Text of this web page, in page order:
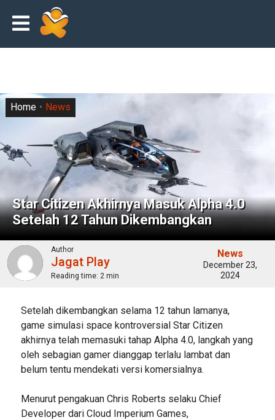
Star Citizen Akhirnya Masuk Alpha 4.0
Setelah 12 Tahun Dikembangkan
Home News
Author
Jagat Play
Reading time: 2 min
News
December 23,
2024
Setelah dikembangkan selama 12 tahun lamanya,
game simulasi space kontroversial Star Citizen
akhirnya telah memasuki tahap Alpha 4.0, langkah yang
oleh sebagian gamer dianggap terlalu lambat dan
belum tentu mendekati versi komersialnya.
Menurut pengakuan Chris Roberts selaku Chief
Developer dari Cloud Imperium Games,